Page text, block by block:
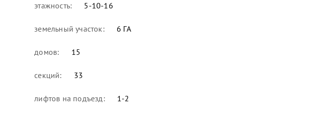
этажность: 5-10-16
земельный участок: 6 ГА
домов: 15
секций: 33
лифтов на подъезд: 1-2